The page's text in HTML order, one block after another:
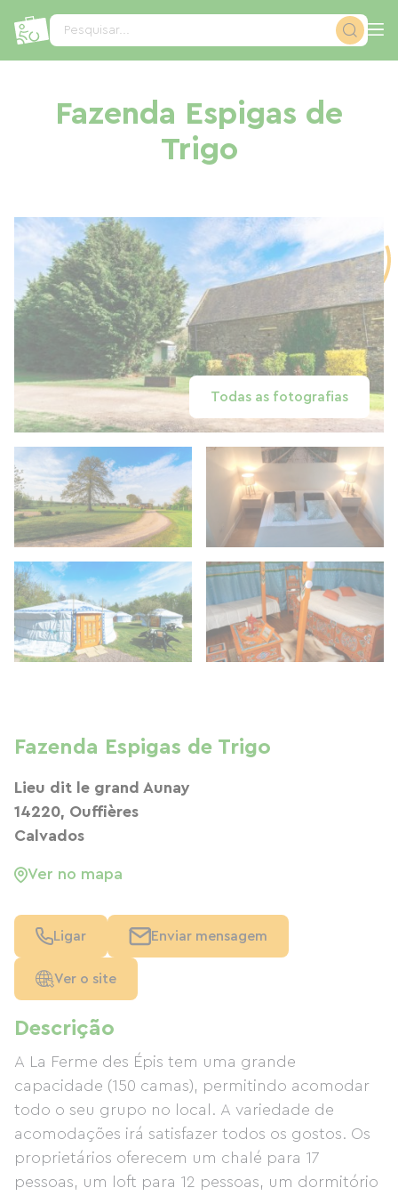
Pesquisar...
Fazenda Espigas de
Trigo
Todas as fotografias
Descrição
A La Ferme des Épis tem uma grande
capacidade (150 camas), permitindo acomodar
todo o seu grupo no local. A variedade de
acomodações irá satisfazer todos os gostos. Os
proprietários oferecem um chalé para 17
pessoas, um loft para 12 pessoas, um dormitório
Fazenda Espigas de Trigo
Lieu dit le grand Aunay
14220, Ouffières
Calvados
Ver no mapa
Ligar Enviar mensagem
Ver o site
Painel de Gerenciamento de Cookies